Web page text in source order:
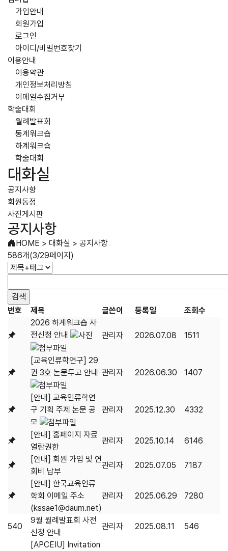
가입안내
회원가입
로그인
아이디/비밀번호찾기
이용안내
이용약관
개인정보처리방침
이메일수집거부
학술대회
월례발표회
동계워크숍
하계워크숍
학술대회
대화실
공지사항
회원동정
사진게시판
공지사항
HOME > 대화실 > 공지사항
586개(3/29페이지)
번호 제목 글쓴이 등록일
조회수
2026 하계워크숍 사
전신청 안내
관리자 2026.07.08 1511
[교육인류학연구] 29
권 3호 논문투고 안내 관리자 2026.06.30 1407
[안내] 교육인류학연
구 기획 주제 논문 공
모
관리자 2025.12.30 4332
[안내] 홈페이지 자료
열람권한
관리자 2025.10.14
6146
[안내] 회원 가입 및 연
회비 납부
관리자 2025.07.05
7187
[안내] 한국교육인류
학회 이메일 주소
(kssae1@daum.net)
관리자 2025.06.29 7280
540
9월 월례발표회 사전
신청 안내
관리자 2025.08.11 546
[APCEIU] Invitation